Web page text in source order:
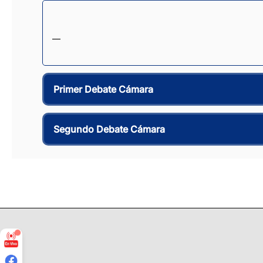
—
Primer Debate Cámara
Segundo Debate Cámara